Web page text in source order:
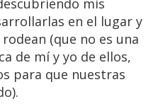
en el lugar y
(que no es una
de mí y yo de ellos,
para que nuestras